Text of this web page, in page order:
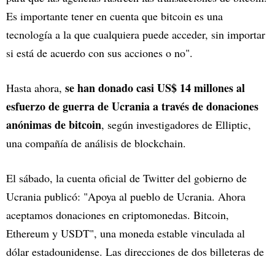
Es importante tener en cuenta que bitcoin es una
tecnología a la que cualquiera puede acceder, sin importar
si está de acuerdo con sus acciones o no".
Hasta ahora, se han donado casi US$ 14 millones al
esfuerzo de guerra de Ucrania a través de donaciones
anónimas de bitcoin, según investigadores de Elliptic,
una compañía de análisis de blockchain.
El sábado, la cuenta oficial de Twitter del gobierno de
Ucrania publicó: "Apoya al pueblo de Ucrania. Ahora
aceptamos donaciones en criptomonedas. Bitcoin,
Ethereum y USDT", una moneda estable vinculada al
dólar estadounidense. Las direcciones de dos billeteras de